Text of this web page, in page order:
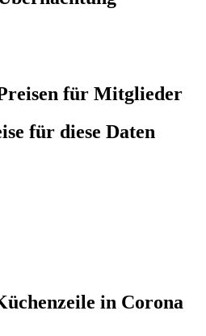
für Mitglieder
für diese Daten
in Corona